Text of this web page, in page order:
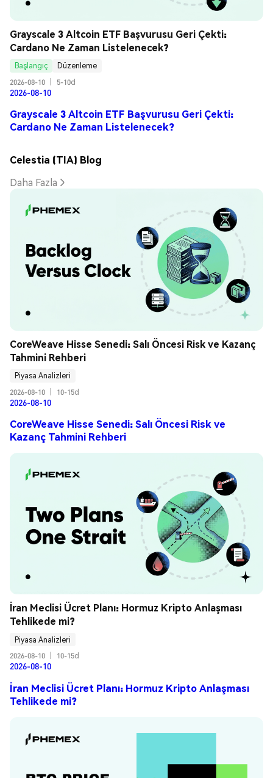
Grayscale 3 Altcoin ETF Başvurusu Geri Çekti:
Cardano Ne Zaman Listelenecek?
Başlangıç
Düzenleme
2026-08-10
5-10d
2026-08-10
Grayscale 3 Altcoin ETF Başvurusu Geri Çekti:
Cardano Ne Zaman Listelenecek?
Celestia (TIA) Blog
Daha Fazla
CoreWeave Hisse Senedi: Salı Öncesi Risk ve Kazanç
Tahmini Rehberi
Piyasa Analizleri
2026-08-10
10-15d
2026-08-10
CoreWeave Hisse Senedi: Salı Öncesi Risk ve
Kazanç Tahmini Rehberi
İran Meclisi Ücret Planı: Hormuz Kripto Anlaşması
Tehlikede mi?
Piyasa Analizleri
2026-08-10
10-15d
2026-08-10
İran Meclisi Ücret Planı: Hormuz Kripto Anlaşması
Tehlikede mi?